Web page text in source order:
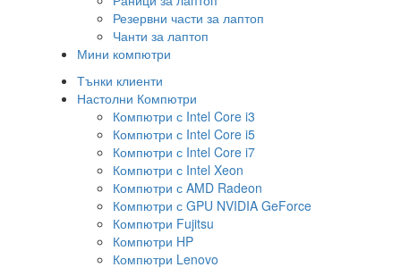
Резервни части за лаптоп
Чанти за лаптоп
Мини компютри
Тънки клиенти
Настолни Компютри
Компютри с Intel Core i3
Компютри с Intel Core i5
Компютри с Intel Core i7
Компютри с Intel Xeon
Компютри с AMD Radeon
Компютри с GPU NVIDIA GeForce
Компютри Fujitsu
Компютри HP
Компютри Lenovo